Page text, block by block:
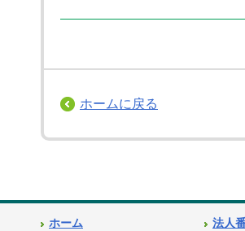
ホームに戻る
ホーム
法人